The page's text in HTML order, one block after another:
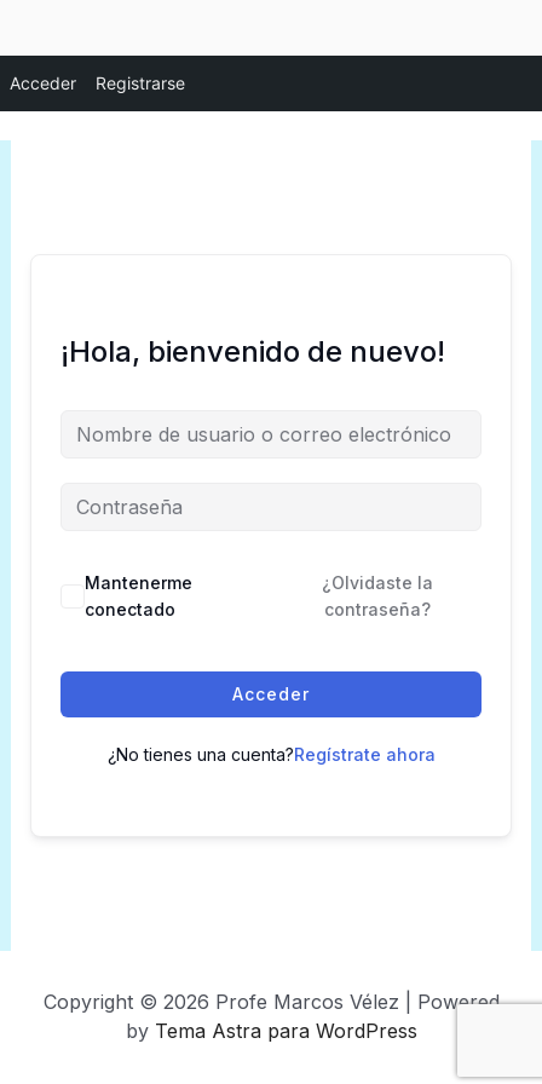
Acceder Registrarse
¡Hola, bienvenido de nuevo!
Mantenerme
conectado
¿Olvidaste la
contraseña?
Acceder
¿No tienes una cuenta?Regístrate ahora
Copyright © 2026 Profe Marcos Vélez | Powered
by Tema Astra para WordPress